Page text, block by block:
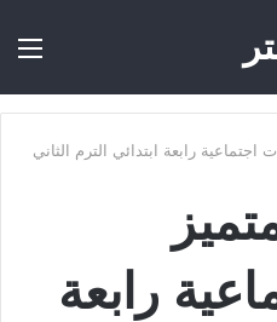
رابعة ابتدائي الترم الثاني
رابعة